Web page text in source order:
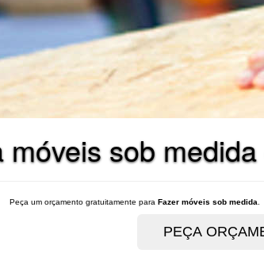
sob
Peça um orçamento gratuitamente para Fazer móveis sob medida